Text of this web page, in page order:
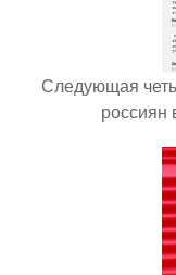
Следующая
россиян